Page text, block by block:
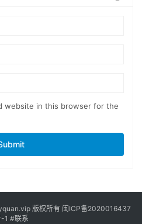
website in this browser for the
版权所有 闽ICP备2020016437
1 #联系